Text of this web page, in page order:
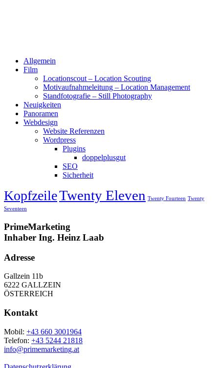
Allgemein
Film
Locationscout – Location Scouting
Motivaufnahmeleitung – Location Management
Standfotografie – Still Photography
Neuigkeiten
Panoramen
Webdesign
Website Referenzen
Wordpress
Plugins
doppelplusgut
SEO
Sicherheit
KopfzeileTwenty Eleven Twenty Fourteen Twenty
Seventeen
PrimeMarketing
Inhaber Ing. Heinz Laab
Adresse
Gallzein 11b
6222 GALLZEIN
ÖSTERREICH
Kontakt
Mobil: +43 660 3001964
Telefon: +43 5244 21818
info@primemarketing.at